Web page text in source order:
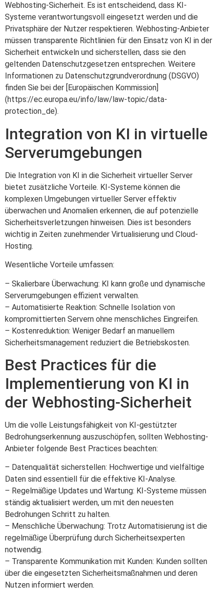
Webhosting-Sicherheit. Es ist entscheidend, dass KI-
Systeme verantwortungsvoll eingesetzt werden und die
Privatsphäre der Nutzer respektieren. Webhosting-Anbieter
müssen transparente Richtlinien für den Einsatz von KI in der
Sicherheit entwickeln und sicherstellen, dass sie den
geltenden Datenschutzgesetzen entsprechen. Weitere
Informationen zu Datenschutzgrundverordnung (DSGVO)
finden Sie bei der [Europäischen Kommission]
(https://ec.europa.eu/info/law/law-topic/data-
protection_de).
Integration von KI in virtuelle
Serverumgebungen
Die Integration von KI in die Sicherheit virtueller Server
bietet zusätzliche Vorteile. KI-Systeme können die
komplexen Umgebungen virtueller Server effektiv
überwachen und Anomalien erkennen, die auf potenzielle
Sicherheitsverletzungen hinweisen. Dies ist besonders
wichtig in Zeiten zunehmender Virtualisierung und Cloud-
Hosting.
Wesentliche Vorteile umfassen:
– Skalierbare Überwachung: KI kann große und dynamische
Serverumgebungen effizient verwalten.
– Automatisierte Reaktion: Schnelle Isolation von
kompromittierten Servern ohne menschliches Eingreifen.
– Kostenreduktion: Weniger Bedarf an manuellem
Sicherheitsmanagement reduziert die Betriebskosten.
Best Practices für die
Implementierung von KI in
der Webhosting-Sicherheit
Um die volle Leistungsfähigkeit von KI-gestützter
Bedrohungserkennung auszuschöpfen, sollten Webhosting-
Anbieter folgende Best Practices beachten:
– Datenqualität sicherstellen: Hochwertige und vielfältige
Daten sind essentiell für die effektive KI-Analyse.
– Regelmäßige Updates und Wartung: KI-Systeme müssen
ständig aktualisiert werden, um mit den neuesten
Bedrohungen Schritt zu halten.
– Menschliche Überwachung: Trotz Automatisierung ist die
regelmäßige Überprüfung durch Sicherheitsexperten
notwendig.
– Transparente Kommunikation mit Kunden: Kunden sollten
über die eingesetzten Sicherheitsmaßnahmen und deren
Nutzen informiert werden.